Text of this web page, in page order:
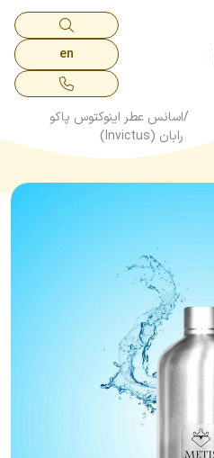
en
اسانس عطر اینوکتوس پاکو
رابان (Invictus)